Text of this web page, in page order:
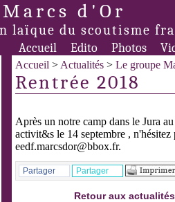
d'Or
laïque du scoutisme
Accueil Edito Photos
Accueil > Actualités > Le groupe
Rentrée 2018
Après un notre camp dans le Jura
activit&s le 14 septembre ,
eedf.marcsdor@bbox.fr.
Partager Partager
Retour aux